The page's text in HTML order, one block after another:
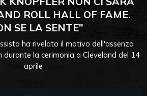
ROLL HALL OF FAME.
SE LA SENTE”
ha rivelato il motivo dell'assenza
la cerimonia a Cleveland del 14
aprile